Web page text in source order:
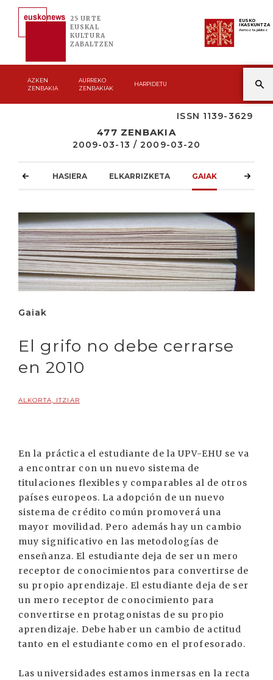
25 URTE
EUSKAL
KULTURA
ZABALTZEN
EUSKO
IKASKUNTZA
Asmoz ta jakitez
AZKEN
ZENBAKIA
AURREKO
ZENBAKIAK
HARPIDETU
ISSN 1139-3629
477 ZENBAKIA
2009-03-13 / 2009-03-20
HASIERA ELKARRIZKETA GAIAK
Gaiak
El grifo no debe cerrarse
en 2010
ALKORTA, ITZIAR
En la práctica el estudiante de la UPV-EHU se va
a encontrar con un nuevo sistema de
titulaciones flexibles y comparables al de otros
países europeos. La adopción de un nuevo
sistema de crédito común promoverá una
mayor movilidad. Pero además hay un cambio
muy significativo en las metodologías de
enseñanza. El estudiante deja de ser un mero
receptor de conocimientos para convertirse de
su propio aprendizaje. El estudiante deja de ser
un mero receptor de conocimiento para
convertirse en protagonistas de su propio
aprendizaje. Debe haber un cambio de actitud
tanto en el estudiante como en el profesorado.
Las universidades estamos inmersas en la recta